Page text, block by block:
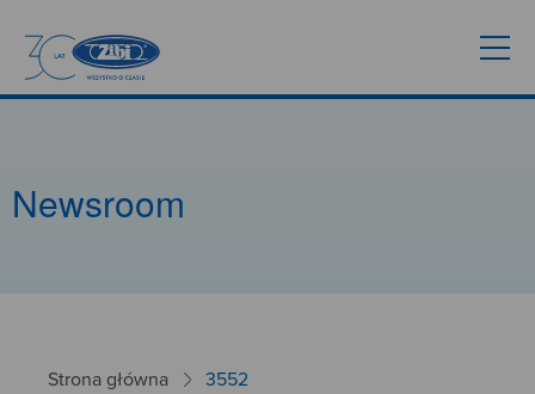
Newsroom
Strona główna 3552